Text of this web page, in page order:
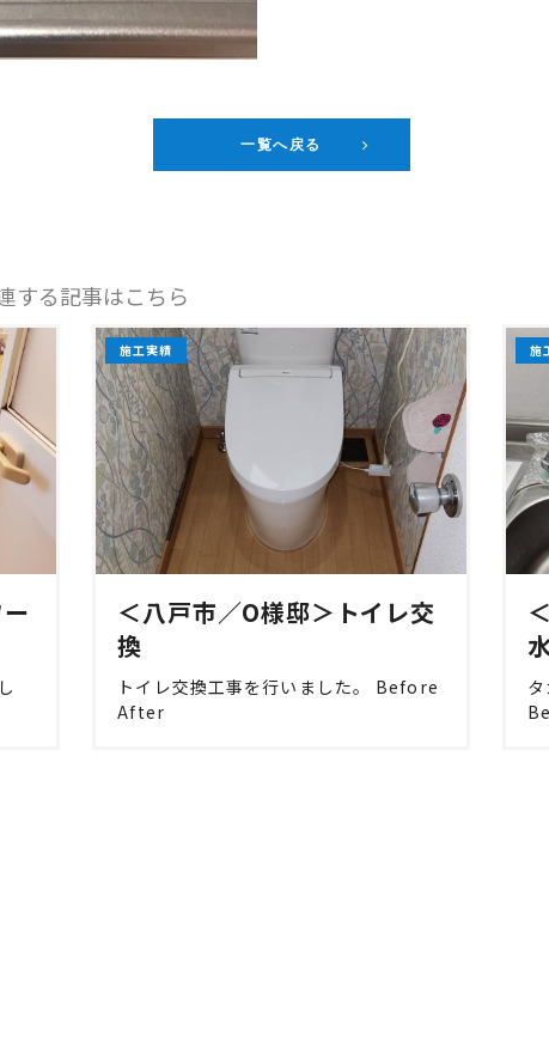
一覧へ戻る
する記事はこちら
施工実績
＜八戸市／O様邸＞トイレ交
換
トイレ交換工事を行いました。 Before
After
施